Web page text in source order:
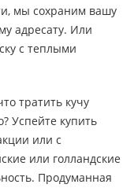
мы сохраним вашу
адресату. Или
с теплыми
тратить кучу
Успейте купить
или с
или голландские
Продуманная